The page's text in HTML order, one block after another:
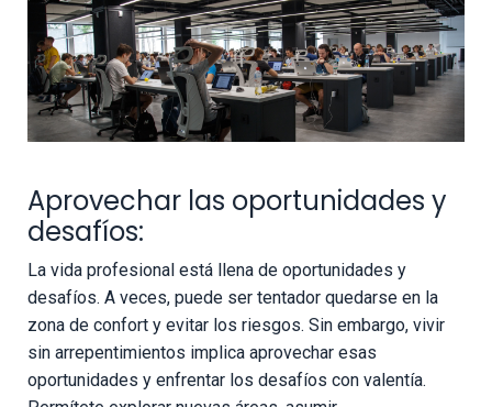
Aprovechar las oportunidades y
desafíos:
La vida profesional está llena de oportunidades y
desafíos. A veces, puede ser tentador quedarse en la
zona de confort y evitar los riesgos. Sin embargo, vivir
sin arrepentimientos implica aprovechar esas
oportunidades y enfrentar los desafíos con valentía.